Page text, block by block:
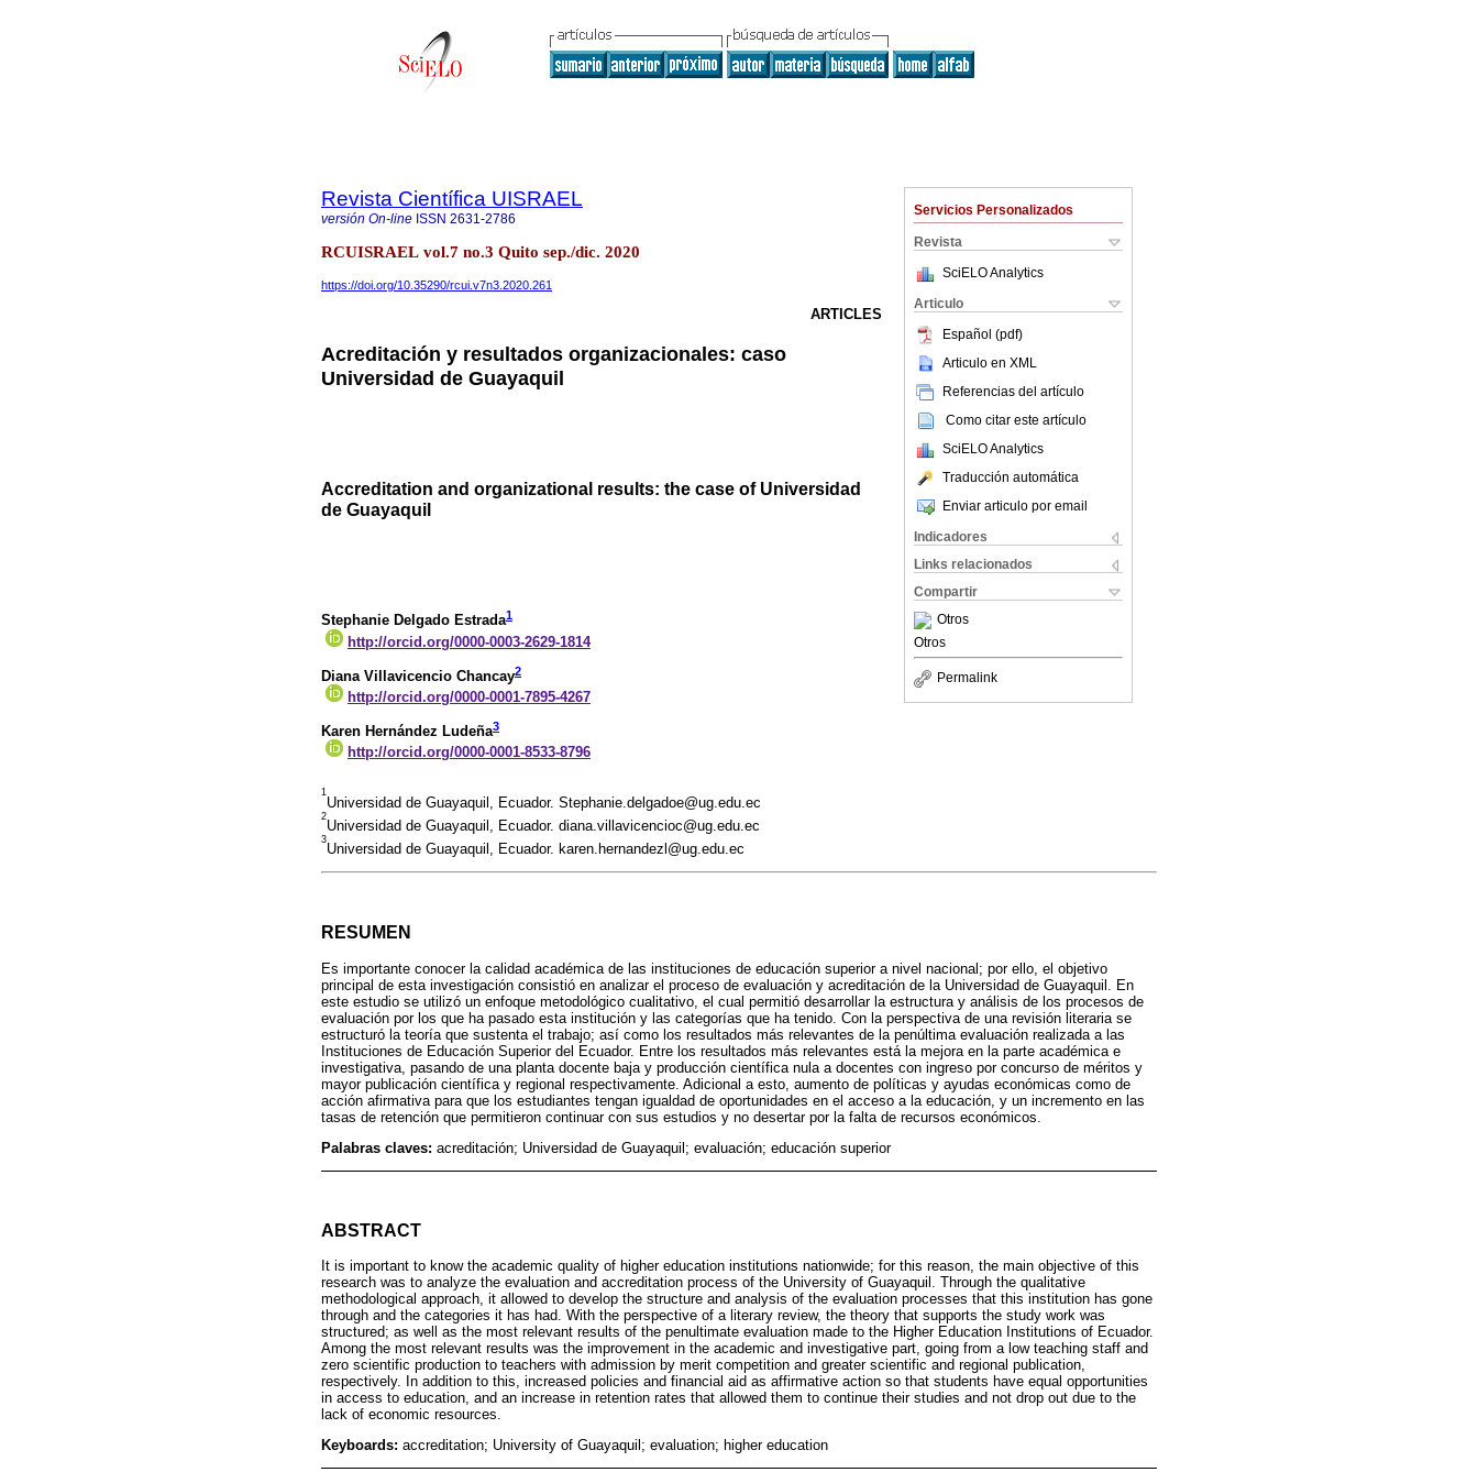
Servicios Personalizados
Revista
SciELO Analytics
Articulo
Español (pdf)
Articulo en XML
Referencias del artículo
Como citar este artículo
SciELO Analytics
Traducción automática
Enviar articulo por email
Indicadores
Links relacionados
Compartir
Otros
Otros
Permalink
Revista Científica UISRAEL
versión On-line ISSN 2631-2786
RCUISRAEL vol.7 no.3 Quito sep./dic. 2020
https://doi.org/10.35290/rcui.v7n3.2020.261
ARTICLES
Acreditación y resultados organizacionales: caso
Universidad de Guayaquil
Accreditation and organizational results: the case of Universidad
de Guayaquil
Stephanie Delgado Estrada1
http://orcid.org/0000-0003-2629-1814
Diana Villavicencio Chancay2
http://orcid.org/0000-0001-7895-4267
Karen Hernández Ludeña3
http://orcid.org/0000-0001-8533-8796
1
Universidad de Guayaquil, Ecuador. Stephanie.delgadoe@ug.edu.ec
2
Universidad de Guayaquil, Ecuador. diana.villavicencioc@ug.edu.ec
3
Universidad de Guayaquil, Ecuador. karen.hernandezl@ug.edu.ec
RESUMEN
Es importante conocer la calidad académica de las instituciones de educación superior a nivel nacional; por ello, el objetivo
principal de esta investigación consistió en analizar el proceso de evaluación y acreditación de la Universidad de Guayaquil. En
este estudio se utilizó un enfoque metodológico cualitativo, el cual permitió desarrollar la estructura y análisis de los procesos de
evaluación por los que ha pasado esta institución y las categorías que ha tenido. Con la perspectiva de una revisión literaria se
estructuró la teoría que sustenta el trabajo; así como los resultados más relevantes de la penúltima evaluación realizada a las
Instituciones de Educación Superior del Ecuador. Entre los resultados más relevantes está la mejora en la parte académica e
investigativa, pasando de una planta docente baja y producción científica nula a docentes con ingreso por concurso de méritos y
mayor publicación científica y regional respectivamente. Adicional a esto, aumento de políticas y ayudas económicas como de
acción afirmativa para que los estudiantes tengan igualdad de oportunidades en el acceso a la educación, y un incremento en las
tasas de retención que permitieron continuar con sus estudios y no desertar por la falta de recursos económicos.
Palabras claves: acreditación; Universidad de Guayaquil; evaluación; educación superior
ABSTRACT
It is important to know the academic quality of higher education institutions nationwide; for this reason, the main objective of this
research was to analyze the evaluation and accreditation process of the University of Guayaquil. Through the qualitative
methodological approach, it allowed to develop the structure and analysis of the evaluation processes that this institution has gone
through and the categories it has had. With the perspective of a literary review, the theory that supports the study work was
structured; as well as the most relevant results of the penultimate evaluation made to the Higher Education Institutions of Ecuador.
Among the most relevant results was the improvement in the academic and investigative part, going from a low teaching staff and
zero scientific production to teachers with admission by merit competition and greater scientific and regional publication,
respectively. In addition to this, increased policies and financial aid as affirmative action so that students have equal opportunities
in access to education, and an increase in retention rates that allowed them to continue their studies and not drop out due to the
lack of economic resources.
Keyboards: accreditation; University of Guayaquil; evaluation; higher education